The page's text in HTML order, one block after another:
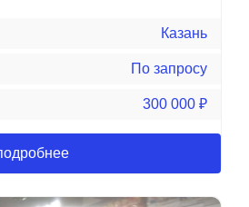
Казань
По запросу
300 000 ₽